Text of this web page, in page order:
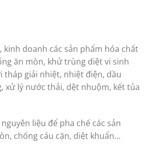
kinh doanh các sản phẩm hóa chất
ăn mòn, khử trùng diệt vi sinh
tháp giải nhiệt, nhiệt điện, dầu
xử lý nước thải, dệt nhuộm, kết tủa
liệu để pha chế các sản
chống cáu cặn, diệt khuẩn…